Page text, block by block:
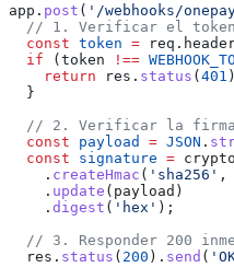
app . post ( '/webhooks/
// 1. Verificar el
  const
token = req .
  if
(token !==
    return
res . status (401
  }
// 2. Verificar la
  const
payload = JSON .
  const
signature = crypto
    .
createHmac ( 'sha256' ,
    .
update ( payload )
    .
digest ( 'hex' );
// 3. Responder 200
  res
. status ( 200 ). send (